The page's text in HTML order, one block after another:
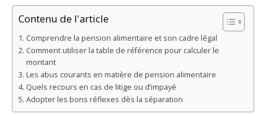
Contenu de l'article
Comprendre la pension alimentaire et son cadre légal
Comment utiliser la table de référence pour calculer le
montant
Les abus courants en matière de pension alimentaire
Quels recours en cas de litige ou d’impayé
Adopter les bons réflexes dès la séparation